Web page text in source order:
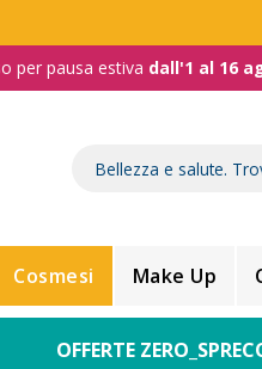
per pausa estiva dall'1 al 16
Cosmesi Make Up
OFFERTE